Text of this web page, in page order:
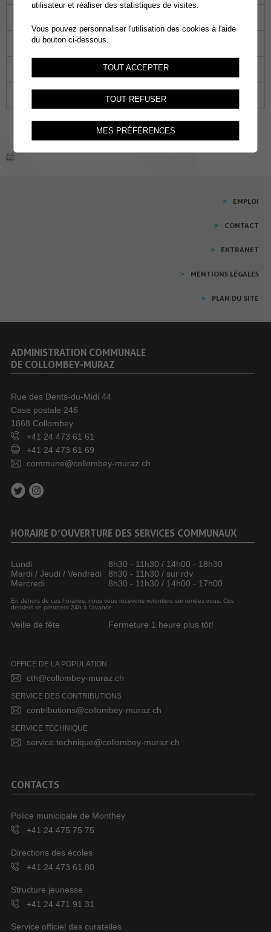
18 19
27 28
03
EMPLOI
CONTACT
EXTRANET
MENTIONS LÉGALES
PLAN DU SITE
ADMINISTRATION COMMUNALE
DE COLLOMBEY-MURAZ
Rue des Dents-du-Midi 44
Case postale 246
1868 Collombey
+41 24 473 61 61
+41 24 473 61 69
commune@collombey-muraz.ch
HORAIRE D’OUVERTURE DES SERVICES COMMUNAUX
Lundi
8h30 - 11h30 / 14h00 - 18h30
Mardi / Jeudi / Vendredi
8h30 - 11h30 / sur rdv
Mercredi
8h30 - 11h30 / 14h00 - 17h00
En dehors de ces horaires, nous vous recevons volontiers sur rendez-vous. Ces
derniers se prennent 24h à l’avance.
Veille de fête Fermeture 1 heure plus tôt!
OFFICE DE LA POPULATION
cth@collombey-muraz.ch
SERVICE DES CONTRIBUTIONS
contributions@collombey-muraz.ch
SERVICE TECHNIQUE
service.technique@collombey-muraz.ch
CONTACTS
Police municipale de Monthey
+41 24 475 75 75
Directions des écoles
+41 24 473 61 80
Structure jeunesse
+41 24 471 91 31
Service officiel des curatelles
utilisateur et réaliser des statistiques de visites.
Vous pouvez personnaliser l'utilisation des cookies à l'aide
du bouton ci-dessous.
TOUT ACCEPTER
TOUT REFUSER
MES PRÉFÉRENCES